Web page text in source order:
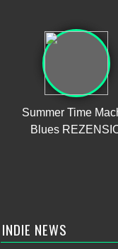
Summer Time
Blues
INDIE NEWS